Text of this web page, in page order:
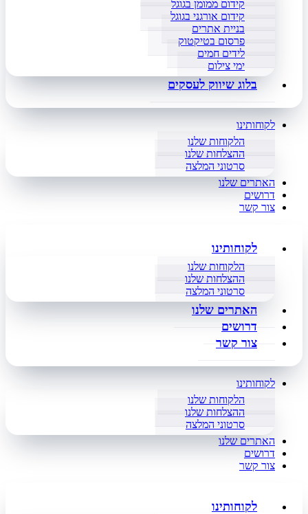
קידום ממומן בגוגל
קידום אורגני בגוגל
בניית אתרים
פרסום בטיקטוק
לידים חמים
ימי צילום
בלוג שיווק לעסקים
לקוחותינו
הלקוחות שלנו
ההצלחות שלנו
סרטוני המלצה
האתרים שלנו
דרושים
צור קשר
לקוחותינו
הלקוחות שלנו
ההצלחות שלנו
סרטוני המלצה
האתרים שלנו
דרושים
צור קשר
לקוחותינו
הלקוחות שלנו
ההצלחות שלנו
סרטוני המלצה
האתרים שלנו
דרושים
צור קשר
לקוחותינו